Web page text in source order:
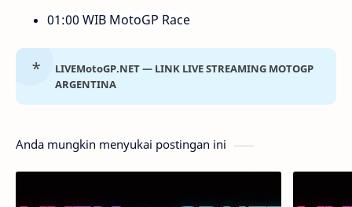
01:00 WIB MotoGP Race
LIVEMotoGP.NET — LINK LIVE STREAMING MOTOGP
ARGENTINA
Anda mungkin menyukai postingan ini